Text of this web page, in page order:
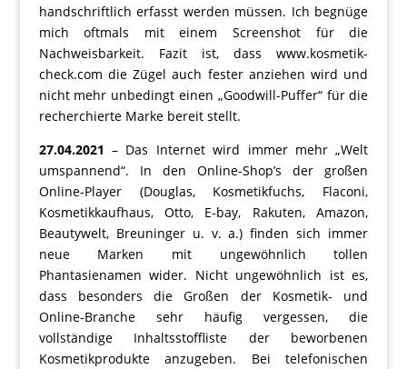
handschriftlich erfasst werden müssen. Ich begnüge
mich oftmals mit einem Screenshot für die
Nachweisbarkeit. Fazit ist, dass www.kosmetik-
check.com die Zügel auch fester anziehen wird und
nicht mehr unbedingt einen „Goodwill-Puffer“ für die
recherchierte Marke bereit stellt.
27.04.2021 – Das Internet wird immer mehr „Welt
umspannend“. In den Online-Shop’s der großen
Online-Player (Douglas, Kosmetikfuchs, Flaconi,
Kosmetikkaufhaus, Otto, E-bay, Rakuten, Amazon,
Beautywelt, Breuninger u. v. a.) finden sich immer
neue Marken mit ungewöhnlich tollen
Phantasienamen wider. Nicht ungewöhnlich ist es,
dass besonders die Großen der Kosmetik- und
Online-Branche sehr häufig vergessen, die
vollständige Inhaltsstoffliste der beworbenen
Kosmetikprodukte anzugeben. Bei telefonischen